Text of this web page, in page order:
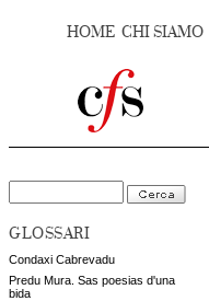
HOME CHI SIAMO
GLOSSARI
Condaxi Cabrevadu
Predu Mura. Sas poesias d'una
bida